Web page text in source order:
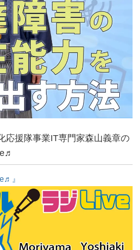
応援隊事業IT専門家森山義章の
』